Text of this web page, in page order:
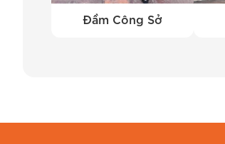
Đầm Công Sở